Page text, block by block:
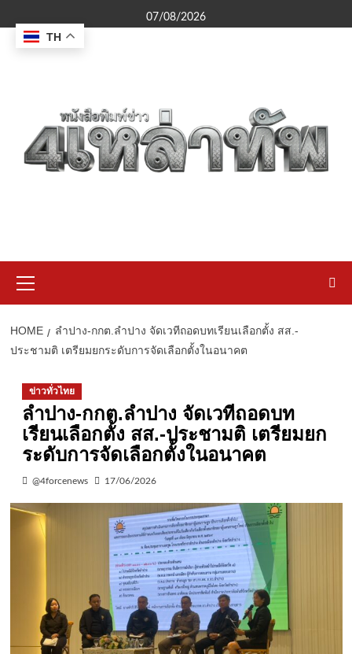
to
content
07/08/2026
Menu
HOME
ลำปาง-กกต.ลำปาง จัดเวทีถอดบทเรียนเลือกตั้ง สส.-
ประชามติ เตรียมยกระดับการจัดเลือกตั้งในอนาคต
ข่าวทั่วไทย
ลำปาง-กกต.ลำปาง จัดเวทีถอดบท
เรียนเลือกตั้ง สส.-ประชามติ เตรียมยก
ระดับการจัดเลือกตั้งในอนาคต
@4forcenews 17/06/2026
TH